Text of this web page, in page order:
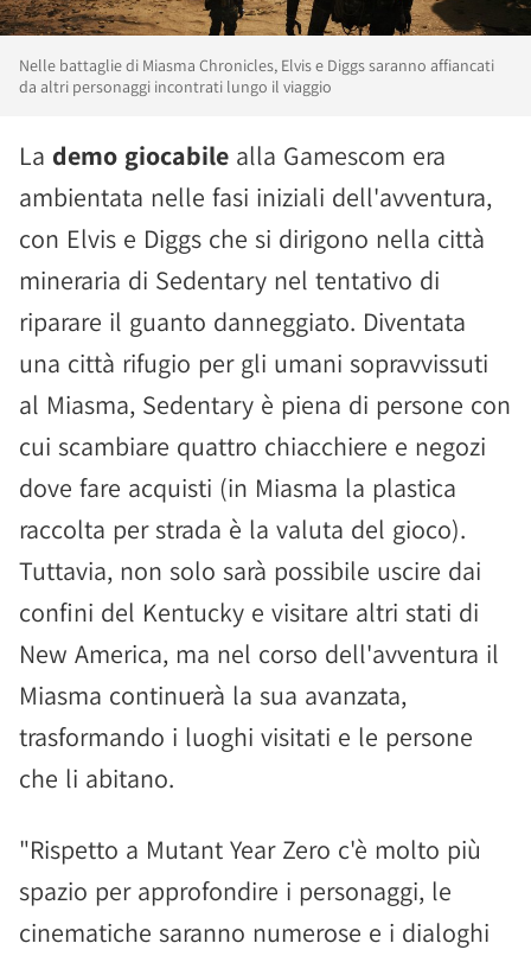
Nelle battaglie di Miasma Chronicles, Elvis e Diggs saranno affiancati
da altri personaggi incontrati lungo il viaggio
La demo giocabile alla Gamescom era
ambientata nelle fasi iniziali dell'avventura,
con Elvis e Diggs che si dirigono nella città
mineraria di Sedentary nel tentativo di
riparare il guanto danneggiato. Diventata
una città rifugio per gli umani sopravvissuti
al Miasma, Sedentary è piena di persone con
cui scambiare quattro chiacchiere e negozi
dove fare acquisti (in Miasma la plastica
raccolta per strada è la valuta del gioco).
Tuttavia, non solo sarà possibile uscire dai
confini del Kentucky e visitare altri stati di
New America, ma nel corso dell'avventura il
Miasma continuerà la sua avanzata,
trasformando i luoghi visitati e le persone
che li abitano.
"Rispetto a Mutant Year Zero c'è molto più
spazio per approfondire i personaggi, le
cinematiche saranno numerose e i dialoghi